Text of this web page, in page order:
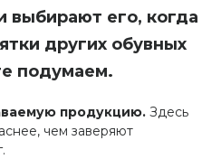
выбирают его, когда
других обувных
подумаем.
продукцию. Здесь
чем заверяют